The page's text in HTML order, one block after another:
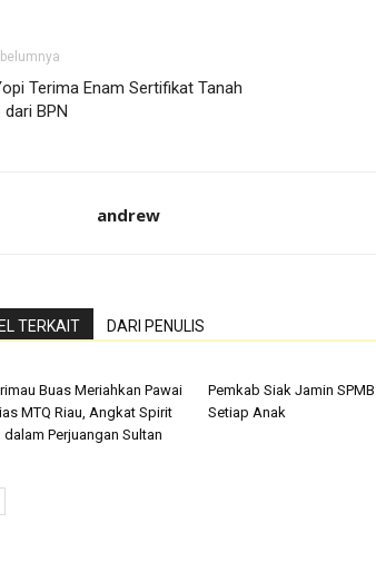
Terima Enam Sertifikat Tanah
BPN
andrew
TERKAIT DARI PENULIS
Buas Meriahkan Pawai
MTQ Riau, Angkat Spirit
dalam Perjuangan Sultan
Pemkab Siak Jamin
Setiap Anak